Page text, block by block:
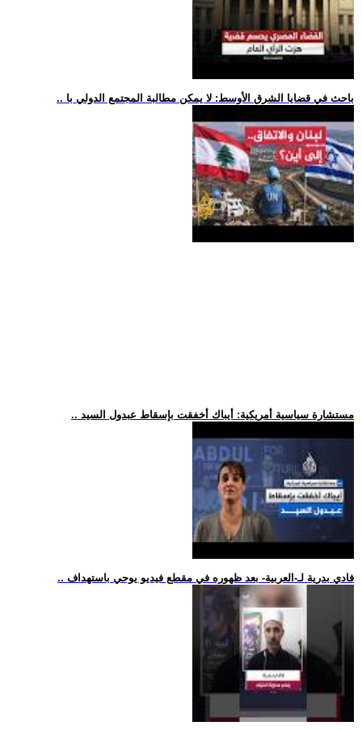
.. باحث في قضايا الشرق الأوسط: لا يمكن مطالبة المجتمع الدولي با
.. مستشارة سياسية أمريكية: أيباك أخفقت بإسقاط عبدول السيد
.. فادي بدرية لـ-العربية- بعد ظهوره في مقطع فيديو يوحي باستهداف